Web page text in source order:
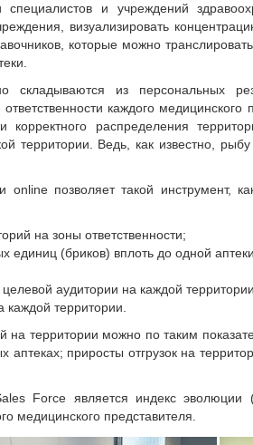
и учреждений
визуализировать
которые можно
из персональных
каждого медицинского
корректного распределения
Ведь, как известно, рыбу
online позволяет такой инструмент,
на зоны ответственности;
(бриков) вплоть до одной
аудитории на каждой
территории.
территории можно по таким
аптеках; приросты отгрузок на
Force является индекс эволюции
медицинского представителя.